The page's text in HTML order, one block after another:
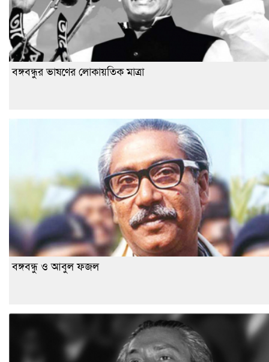
বঙ্গবন্ধুর ভাষণের লোকায়তিক মাত্রা
বঙ্গবন্ধু ও আবুল ফজল